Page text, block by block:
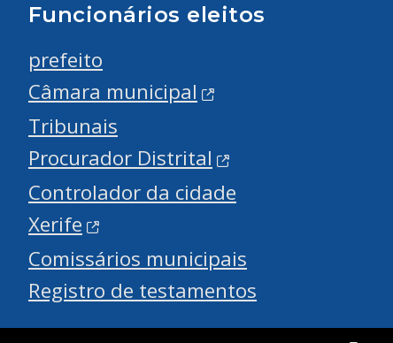
Funcionários eleitos
prefeito
Câmara municipal
Tribunais
Procurador Distrital
Controlador da cidade
Xerife
Comissários municipais
Registro de testamentos